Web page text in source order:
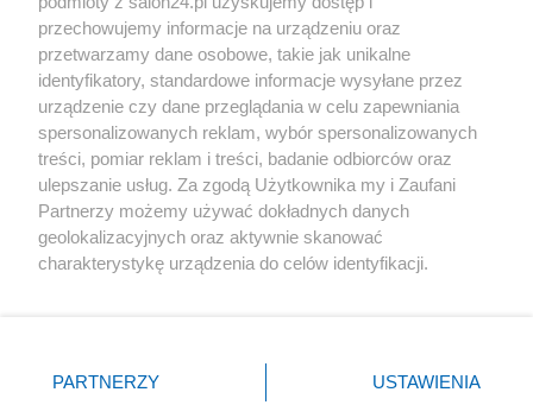
Społeczeństwo
Kultura
X Facebook Instagram Youtube
przechowujemy informacje na urządzeniu oraz
przetwarzamy dane osobowe, takie jak unikalne
identyfikatory, standardowe informacje wysyłane przez
urządzenie czy dane przeglądania w celu zapewniania
spersonalizowanych reklam, wybór spersonalizowanych
treści, pomiar reklam i treści, badanie odbiorców oraz
ulepszanie usług. Za zgodą Użytkownika my i Zaufani
Partnerzy możemy używać dokładnych danych
geolokalizacyjnych oraz aktywnie skanować
charakterystykę urządzenia do celów identyfikacji.
zmienić/wycofać klikając przycisk ustawień prywatności
znajdujący się w lewym dolnym rogu strony
PARTNERZY USTAWIENIA